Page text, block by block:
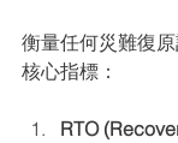
衡量任何災難復
核心指標：
RTO